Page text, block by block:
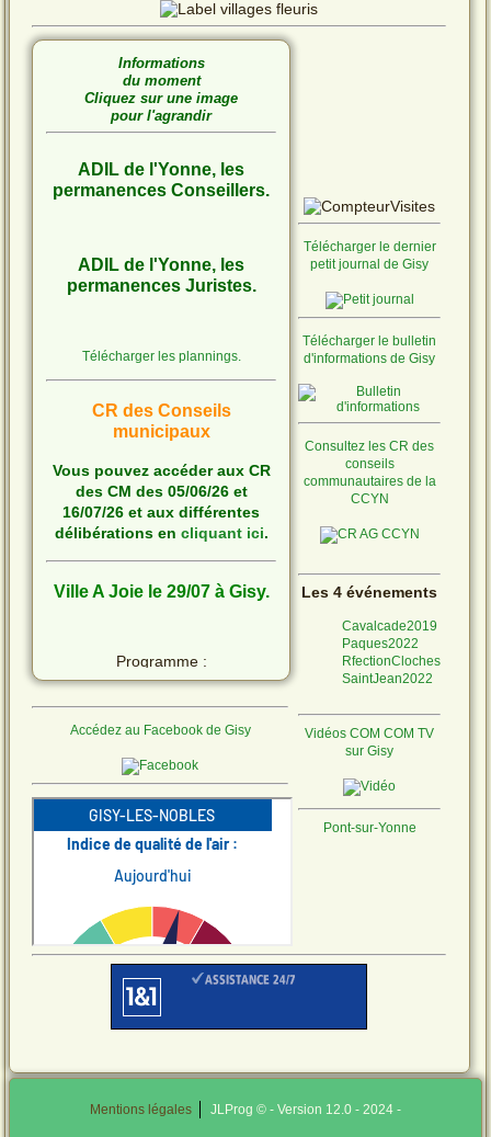
Informations
du moment
Cliquez sur une image
pour l'agrandir
ADIL de l'Yonne, les
permanences Conseillers.
ADIL de l'Yonne, les
permanences Juristes.
Télécharger les plannings.
CR des Conseils
municipaux
Vous pouvez accéder aux CR
des CM des 05/06/26 et
16/07/26 et aux différentes
délibérations en cliquant ici.
Ville A Joie le 29/07 à Gisy.
Programme :
moustiques s'installer !
Quelques conseils
Télécharger le fichier.
CANICULEVIGILANCE
ROUGE
ALERTE SECHERESSE
JAUNE
Télécharger le dernier
petit journal de Gisy
Télécharger le bulletin
d'informations de Gisy
Consultez les CR des
conseils
communautaires de la
CCYN
Les 4 événements
Cavalcade2019
Paques2022
RfectionCloches
SaintJean2022
Vidéos COM COM TV
sur Gisy
Pont-sur-Yonne
Accédez au Facebook de Gisy
Mentions légales JLProg © - Version 12.0 - 2024 -